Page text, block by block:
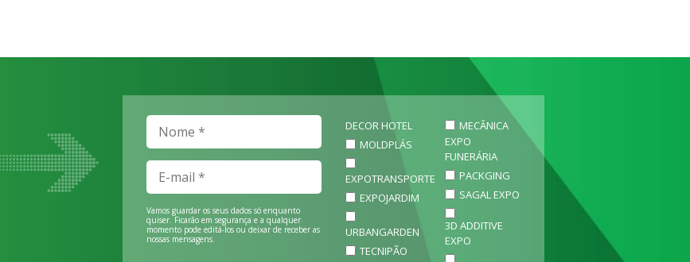
Vamos guardar os seus dados só enquanto
quiser. Ficarão em segurança e a qualquer
momento pode editá-los ou deixar de receber as
nossas mensagens.
DECOR HOTEL
MOLDPLÁS
EXPOTRANSPORTE
EXPOJARDIM
URBANGARDEN
TECNIPÃO
MECÂNICA
EXPO
FUNERÁRIA
PACKGING
SAGAL EXPO
3D ADDITIVE
EXPO